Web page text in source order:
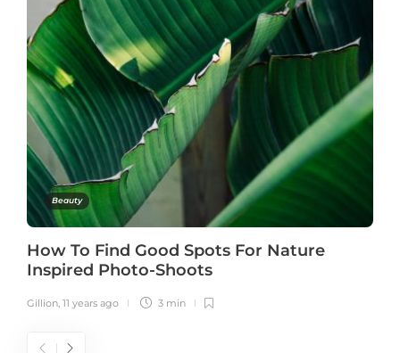
Beauty
How To Find Good Spots For Nature
Inspired Photo-Shoots
Gillion 11 years ago 3 min